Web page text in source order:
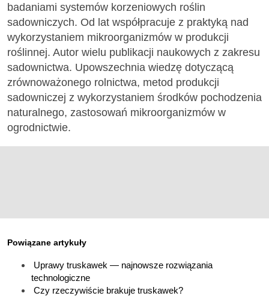
badaniami systemów korzeniowych roślin
sadowniczych. Od lat współpracuje z praktyką nad
wykorzystaniem mikroorganizmów w produkcji
roślinnej. Autor wielu publikacji naukowych z zakresu
sadownictwa. Upowszechnia wiedzę dotyczącą
zrównoważonego rolnictwa, metod produkcji
sadowniczej z wykorzystaniem środków pochodzenia
naturalnego, zastosowań mikroorganizmów w
ogrodnictwie.
Powiązane artykuły
Uprawy truskawek — najnowsze rozwiązania
technologiczne
Czy rzeczywiście brakuje truskawek?